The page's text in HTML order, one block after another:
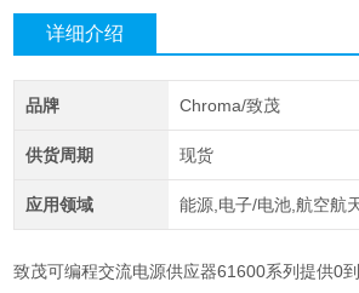
详细介绍
品牌 Chroma/致茂
供货周期 现货
应用领域 能源,电子/电池,航空航
致茂可编程交流电源供应器61600系列提供0